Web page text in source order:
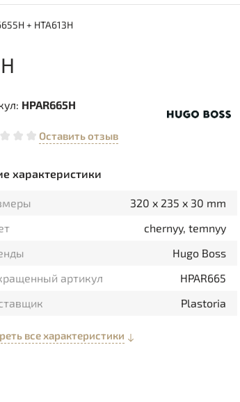
+ HTA613H
HPAR665H
Оставить отзыв
характеристики
320 x 235 x 30 mm
chernyy, temnyy
Hugo Boss
артикул
HPAR665
Plastoria
все характеристики